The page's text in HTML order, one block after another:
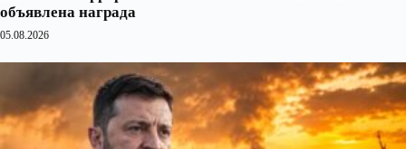
объявлена награда
05.08.2026